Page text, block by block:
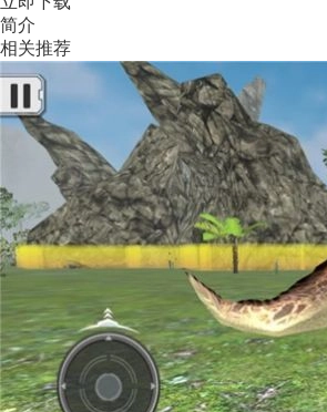
简介
相关推荐